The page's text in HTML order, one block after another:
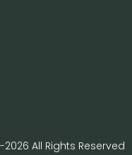
All Rights Reserved